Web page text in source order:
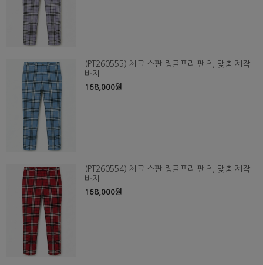
(PT260555) 체크 스판 링클프리 팬츠, 맞춤 제작
바지
168,000원
(PT260554) 체크 스판 링클프리 팬츠, 맞춤 제작
바지
168,000원